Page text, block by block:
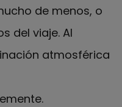
de menos, o
del viaje. Al
atmosférica